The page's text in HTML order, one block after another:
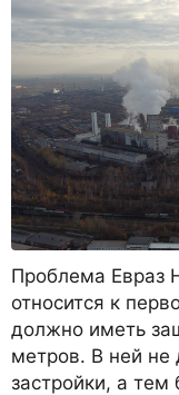
Проблема Евраз
относится к
должно иметь
метров. В ней не
застройки, а